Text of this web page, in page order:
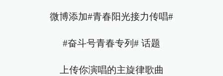
微博添加#青春阳光接力传唱#
#奋斗号青春专列# 话题
上传你演唱的主旋律歌曲